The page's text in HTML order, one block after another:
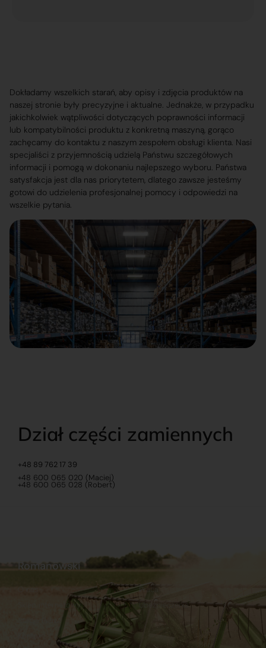
Dokładamy wszelkich starań, aby opisy i zdjęcia produktów na
naszej stronie były precyzyjne i aktualne. Jednakże, w przypadku
jakichkolwiek wątpliwości dotyczących poprawności informacji
lub kompatybilności produktu z konkretną maszyną, gorąco
zachęcamy do kontaktu z naszym zespołem obsługi klienta. Nasi
specjaliści z przyjemnością udzielą Państwu szczegółowych
informacji i pomogą w dokonaniu najlepszego wyboru. Państwa
satysfakcja jest dla nas priorytetem, dlatego zawsze jesteśmy
gotowi do udzielenia profesjonalnej pomocy i odpowiedzi na
wszelkie pytania.
Dział części zamiennych
+48 89 762 17 39
+48 600 065 020 (Maciej)
+48 600 065 028 (Robert)
Romanowski
Sklep internetowy
Praca
Ubezpieczenia